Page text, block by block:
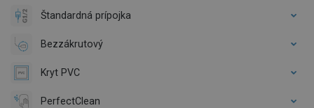
Štandardná prípojka
Bezzákrutový
Kryt PVC
PerfectClean